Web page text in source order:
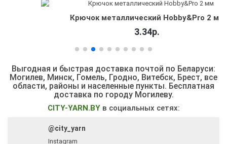
Крючок металлический Hobby&Pro 2 мм
Выгодная и быстрая доставка почтой по Беларуси:
Могилев, Минск, Гомель, Гродно, Витебск, Брест, все
области, районы и населенные пункты. Бесплатная
доставка по городу Могилеву.
CITY-YARN.BYв социальных сетях:
@city_yarn
Instagram